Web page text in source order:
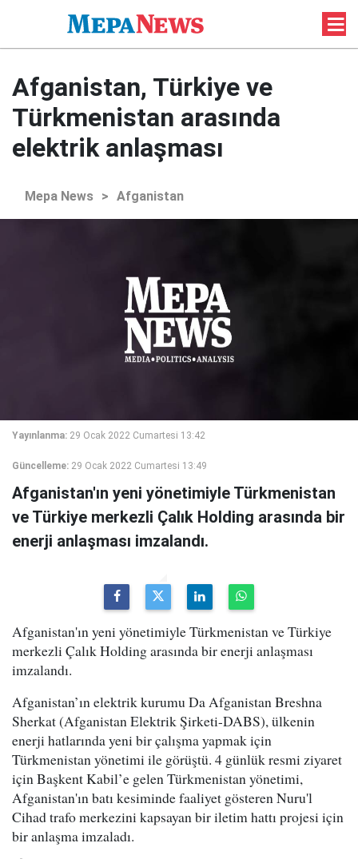
Afganistan, Türkiye ve
Türkmenistan arasında
elektrik anlaşması
Mepa News > Afganistan
Yayınlanma: 29 Ocak 2022 Cumartesi 13:42
Güncelleme: 29 Ocak 2022 Cumartesi 13:49
Afganistan'ın yeni yönetimiyle Türkmenistan
ve Türkiye merkezli Çalık Holding arasında bir
enerji anlaşması imzalandı.
Afganistan'ın yeni yönetimiyle Türkmenistan ve Türkiye
merkezli Çalık Holding arasında bir enerji anlaşması
imzalandı.
Afganistan’ın elektrik kurumu Da Afganistan Breshna
Sherkat (Afganistan Elektrik Şirketi-DABS), ülkenin
enerji hatlarında yeni bir çalışma yapmak için
Türkmenistan yönetimi ile görüştü. 4 günlük resmi ziyaret
için Başkent Kabil’e gelen Türkmenistan yönetimi,
Afganistan'ın batı kesiminde faaliyet gösteren Nuru'l
Cihad trafo merkezini kapsayan bir iletim hattı projesi için
bir anlaşma imzaladı.